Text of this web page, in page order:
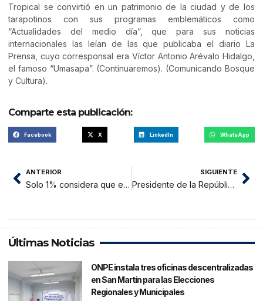
Tropical se convirtió en un patrimonio de la ciudad y de los
tarapotinos con sus programas emblemáticos como
“Actualidades del medio día”, que para sus noticias
internacionales las leían de las que publicaba el diario La
Prensa, cuyo corresponsal era Víctor Antonio Arévalo Hidalgo,
el famoso “Umasapa”. (Continuaremos). (Comunicando Bosque
y Cultura).
Comparte esta publicación:
Facebook X LinkedIn WhatsApp
ANTERIOR
Solo 1% considera que expresidente Alejandro Toledo es inocente
SIGUIENTE
Presidente de la República y gobernador regional llegaron al Gran Pajatén
Últimas Noticias
ONPE instala tres oficinas descentralizadas
en San Martín para las Elecciones
Regionales y Municipales